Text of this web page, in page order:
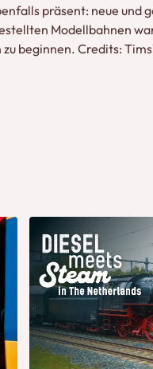
präsent: neue und
Modellbahnen
beginnen. Credits: